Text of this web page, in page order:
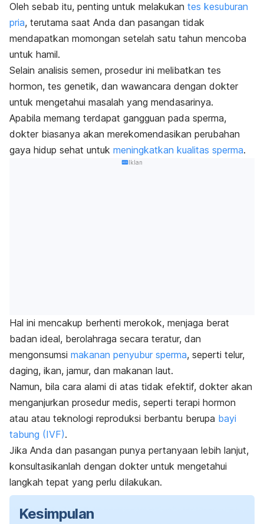
Oleh sebab itu, penting untuk melakukan tes kesuburan
pria, terutama saat Anda dan pasangan tidak
mendapatkan momongan setelah satu tahun mencoba
untuk hamil.
Selain analisis semen, prosedur ini melibatkan tes
hormon, tes genetik, dan wawancara dengan dokter
untuk mengetahui masalah yang mendasarinya.
Apabila memang terdapat gangguan pada sperma,
dokter biasanya akan merekomendasikan perubahan
gaya hidup sehat untuk meningkatkan kualitas sperma.
Iklan
Hal ini mencakup berhenti merokok, menjaga berat
badan ideal, berolahraga secara teratur, dan
mengonsumsi makanan penyubur sperma, seperti telur,
daging, ikan, jamur, dan makanan laut.
Namun, bila cara alami di atas tidak efektif, dokter akan
menganjurkan prosedur medis, seperti terapi hormon
atau atau teknologi reproduksi berbantu berupa bayi
tabung (IVF).
Jika Anda dan pasangan punya pertanyaan lebih lanjut,
konsultasikanlah dengan dokter untuk mengetahui
langkah tepat yang perlu dilakukan.
Kesimpulan